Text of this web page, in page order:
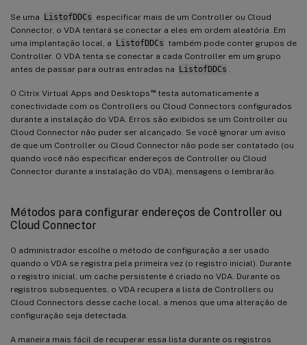
Se uma ListofDDCs especificar mais de um Controller ou Cloud
Connector, o VDA tentará se conectar a eles em ordem aleatória. Em
uma implantação local, a ListofDDCs também pode conter grupos de
Controller. O VDA tenta se conectar a cada Controller em um grupo
antes de passar para outras entradas na ListofDDCs
O Citrix Virtual Apps and Desktops ™testa automaticamente a
conectividade com os Controllers ou Cloud Connectors configurados
durante a instalação do VDA. Erros são exibidos se um Controller ou
Cloud Connector não puder ser alcançado. Se você ignorar um aviso
de que um Controller ou Cloud Connector não pode ser contatado (ou
quando você não especificar endereços de Controller ou Cloud
Connector durante a instalação do VDA), mensagens o lembrarão.
Métodos para configurar endereços de Controller ou
Cloud Connector
O administrador escolhe o método de configuração a ser usado
quando o VDA se registra pela primeira vez (o registro inicial). Durante
o registro inicial, um cache persistente é criado no VDA. Durante os
registros subsequentes, o VDA recupera a lista de Controllers ou
Cloud Connectors desse cache local, a menos que uma alteração de
configuração seja detectada.
A maneira mais fácil de recuperar essa lista durante os registros